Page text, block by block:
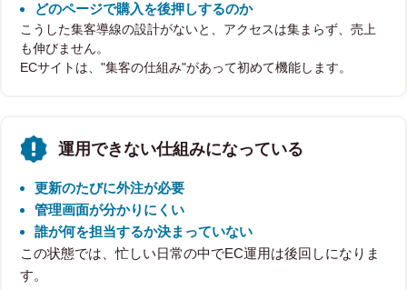
どのページで購入を後押しするのか
こうした集客導線の設計がないと、アクセスは集まらず、売上
も伸びません。
ECサイトは、"集客の仕組み"があって初めて機能します。
運用できない仕組みになっている
更新のたびに外注が必要
管理画面が分かりにくい
誰が何を担当するか決まっていない
この状態では、忙しい日常の中でEC運用は後回しになりま
す。